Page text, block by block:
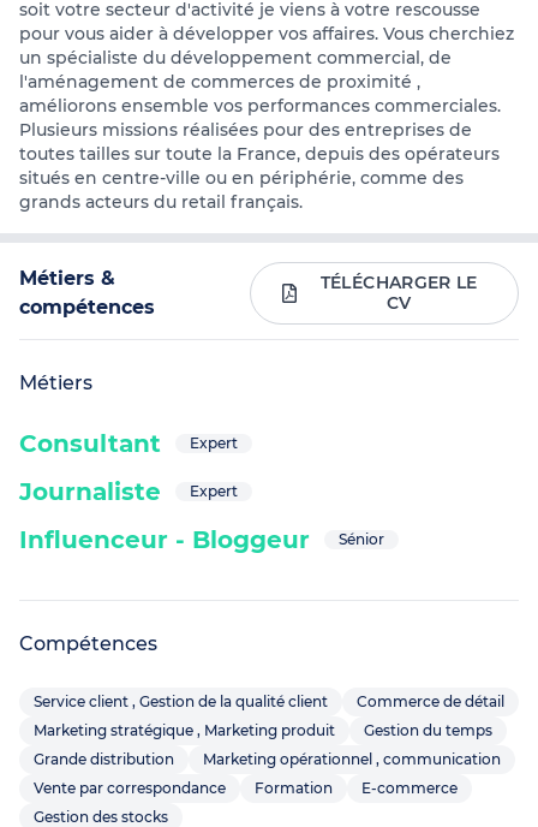
soit votre secteur d'activité je viens à votre rescousse
pour vous aider à développer vos affaires. Vous cherchiez
un spécialiste du développement commercial, de
l'aménagement de commerces de proximité ,
améliorons ensemble vos performances commerciales.
Plusieurs missions réalisées pour des entreprises de
toutes tailles sur toute la France, depuis des opérateurs
situés en centre-ville ou en périphérie, comme des
grands acteurs du retail français.
Métiers &
compétences
TÉLÉCHARGER LE
CV
Métiers
Consultant Expert
Journaliste Expert
Influenceur - Bloggeur Sénior
Compétences
Service client , Gestion de la qualité client
Commerce de détail
Marketing stratégique , Marketing produit
Gestion du temps
Grande distribution
Marketing opérationnel , communication
Vente par correspondance
Formation
E-commerce
Gestion des stocks